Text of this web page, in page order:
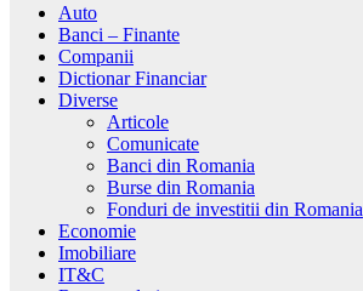
Auto
Banci – Finante
Companii
Dictionar Financiar
Diverse
Articole
Comunicate
Banci din Romania
Burse din Romania
Fonduri de investitii din Romania
Economie
Imobiliare
IT&C